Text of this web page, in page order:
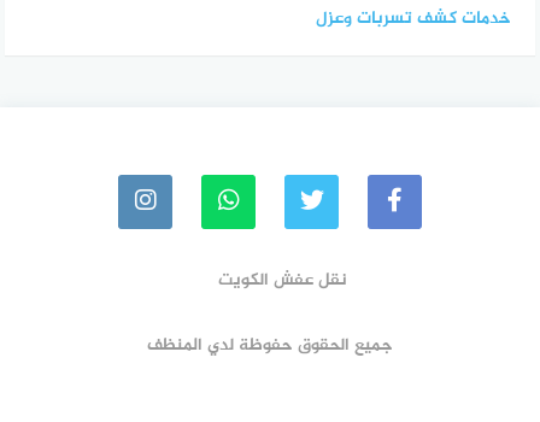
خدمات كشف تسربات وعزل
نقل عفش الكويت
جميع الحقوق حفوظة لدي المنظف